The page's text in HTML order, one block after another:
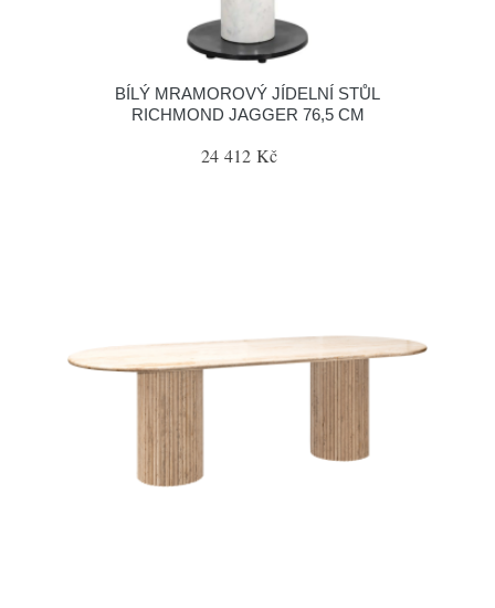
BÍLÝ MRAMOROVÝ JÍDELNÍ STŮL
RICHMOND JAGGER 76,5 CM
24 412 Kč